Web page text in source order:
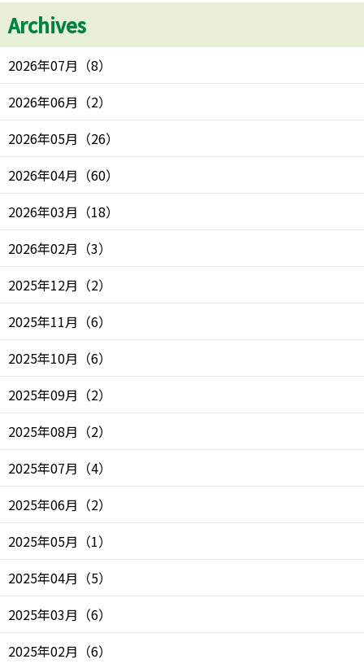
Archives
2026年07月 （8）
2026年06月 （2）
2026年05月 （26）
2026年04月 （60）
2026年03月 （18）
2026年02月 （3）
2025年12月 （2）
2025年11月 （6）
2025年10月 （6）
2025年09月 （2）
2025年08月 （2）
2025年07月 （4）
2025年06月 （2）
2025年05月 （1）
2025年04月 （5）
2025年03月 （6）
2025年02月 （6）